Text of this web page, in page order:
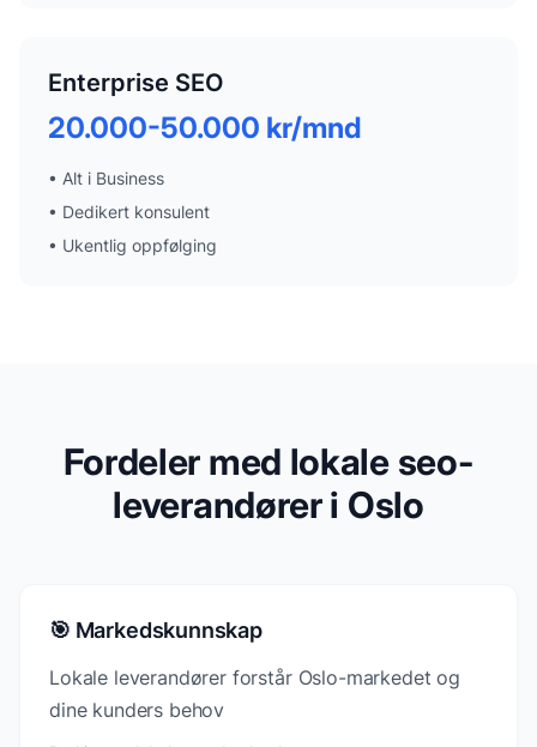
Enterprise SEO
20.000-50.000 kr/mnd
• Alt i Business
• Dedikert konsulent
• Ukentlig oppfølging
Fordeler med lokale seo-
leverandører i Oslo
🎯 Markedskunnskap
Lokale leverandører forstår Oslo-markedet og
dine kunders behov